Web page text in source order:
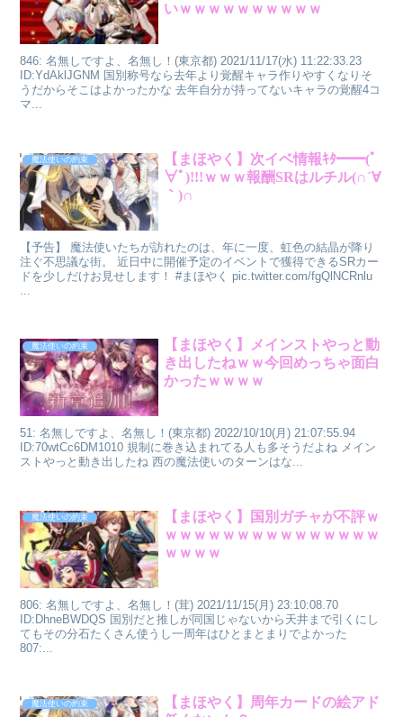
いｗｗｗｗｗｗｗｗｗｗ
846: 名無しですよ、名無し！(東京都) 2021/11/17(水) 11:22:33.23
ID:YdAklJGNM 国別称号なら去年より覚醒キャラ作りやすくなりそ
うだからそこはよかったかな 去年自分が持ってないキャラの覚醒4コ
マ...
魔法使いの約束
【まほやく】次イベ情報ｷﾀ━━(ﾟ
∀ﾟ)!!!ｗｗｗ報酬SRはルチル(∩´∀
｀)∩
【予告】 魔法使いたちが訪れたのは、年に一度、虹色の結晶が降り
注ぐ不思議な街。 近日中に開催予定のイベントで獲得できるSRカー
ドを少しだけお見せします！ #まほやく pic.twitter.com/fgQlNCRnlu
魔法使いの約束
【まほやく】メインストやっと動
き出したねｗｗ今回めっちゃ面白
かったｗｗｗｗ
51: 名無しですよ、名無し！(東京都) 2022/10/10(月) 21:07:55.94
ID:70wtCc6DM1010 規制に巻き込まれてる人も多そうだよね メイン
ストやっと動き出したね 西の魔法使いのターンはな...
魔法使いの約束
【まほやく】国別ガチャが不評ｗ
ｗｗｗｗｗｗｗｗｗｗｗｗｗｗｗ
ｗｗｗｗ
806: 名無しですよ、名無し！(茸) 2021/11/15(月) 23:10:08.70
ID:DhneBWDQS 国別だと推しが同国じゃないから天井まで引くにし
てもその分石たくさん使うし一周年はひとまとまりでよかった
807:...
魔法使いの約束
【まほやく】周年カードの絵アド